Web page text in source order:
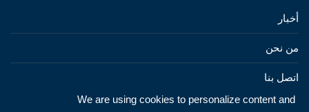
We are using cookies to personalize content and
أخبار
من نحن
اتصل بنا